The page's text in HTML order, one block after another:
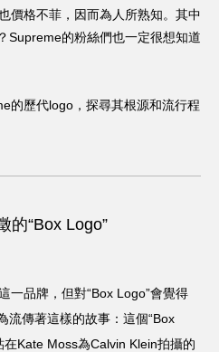
價格不菲，因而為人所熟知。其中
Supreme的粉絲們也一定很想知道
的歷代logo，探尋其根源和流行程
的“Box Logo”
一品牌，但對“Box Logo”會覺得
流傳著這樣的故事：這個“Box
Kate Moss為Calvin Klein拍攝的